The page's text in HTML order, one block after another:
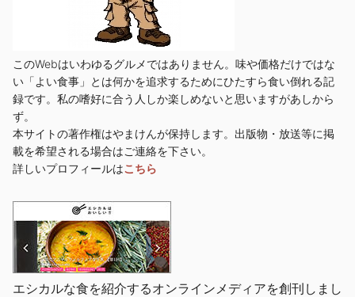
このWebはいわゆるグルメではありません。味や価格だけではな
い「よい食事」とは何かを追求するためにひたすら食い倒れる記
録です。私の嗜好に合う人しか楽しめないと思いますがあしから
ず。
本サイトの著作権はやまけんが保持します。出版物・放送等に掲
載を希望される場合はご連絡を下さい。
詳しいプロフィールはこちら
エシカルな食を紹介するオンラインメディアを創刊しまし